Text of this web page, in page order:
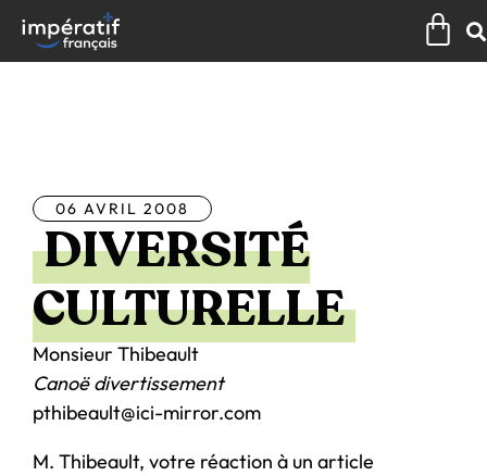
contenu
06 AVRIL 2008
DIVERSITÉ
CULTURELLE
Monsieur Thibeault
Canoë divertissement
pthibeault@ici-mirror.com
M. Thibeault, votre réaction à un article